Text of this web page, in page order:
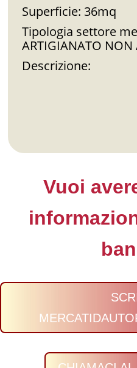
Superficie: 36mq
Tipologia settore
ARTIGIANATO NON
Descrizione:
Vuoi